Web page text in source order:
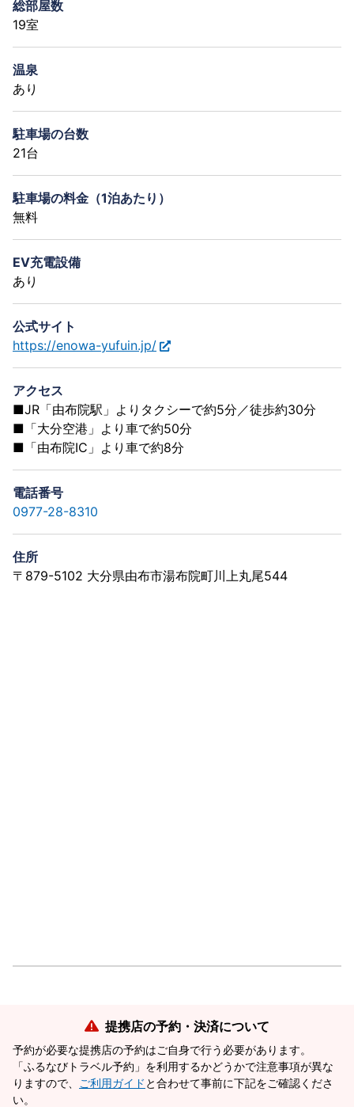
総部屋数
19室
温泉
あり
駐車場の台数
21台
駐車場の料金（1泊あたり）
無料
EV充電設備
あり
公式サイト
https://enowa-yufuin.jp/
アクセス
■JR「由布院駅」よりタクシーで約5分／徒歩約30分
■「大分空港」より車で約50分
■「由布院IC」より車で約8分
電話番号
0977-28-8310
住所
〒879-5102 大分県由布市湯布院町川上丸尾544
提携店の予約・決済について
予約が必要な提携店の予約はご自身で行う必要があります。
「ふるなびトラベル予約」を利用するかどうかで注意事項が異な
りますので、
ご利用ガイド と合わせて事前に下記をご確認くださ
い。